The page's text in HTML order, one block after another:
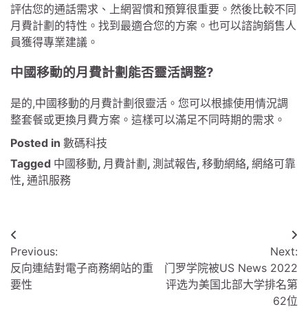
評估您的通話需求、上網習慣和預算很重要。然後比較不同
月費計劃的特性。找到最適合您的方案。也可以諮詢銷售人
員獲得專業建議。
中國移動的月費計劃能否靈活調整?
是的,中國移動的月費計劃很靈活。您可以根據使用情況調
整套餐或更換月費方案。這樣可以滿足不同時期的需求。
Posted in 數碼科技
Tagged 中國移動, 月費計劃 , 測試報告, 移動網絡, 網絡可靠
性, 通訊服務
文
章
導
Previous:
反向連結對電子商務網站的重
要性
Next:
门罗学院被US News 2022
评选为美国北部大学排名第
62位